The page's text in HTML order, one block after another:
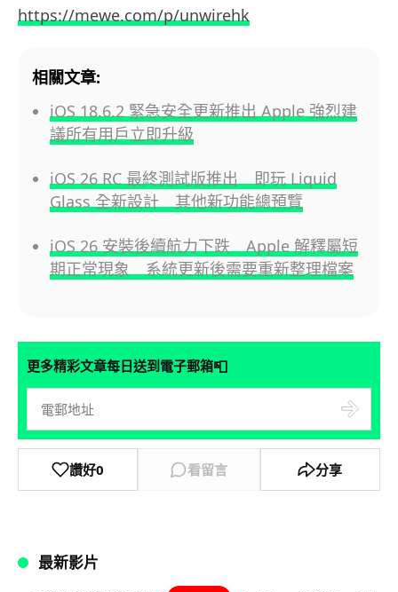
https://mewe.com/p/unwirehk
相關文章:
iOS 18.6.2 緊急安全更新推出 Apple 強烈建
議所有用戶立即升級
iOS 26 RC 最終測試版推出 即玩 Liquid
Glass 全新設計 其他新功能總預覽
iOS 26 安裝後續航力下跌 Apple 解釋屬短
期正常現象 系統更新後需要重新整理檔案
更多精彩文章每日送到電子郵箱📮
讚好0 看留言 分享
最新影片